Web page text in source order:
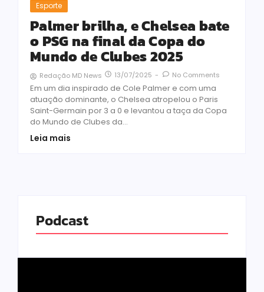
Esporte
Palmer brilha, e Chelsea bate
o PSG na final da Copa do
Mundo de Clubes 2025
Redação MD News 13/07/2025 - No Comments
Em um dia inspirado de Cole Palmer e com uma
atuação dominante, o Chelsea atropelou o Paris
Saint-Germain por 3 a 0 e levantou a taça da Copa
do Mundo de Clubes da...
Leia mais
Podcast